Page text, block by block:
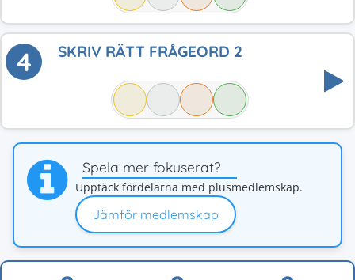
4 SKRIV RÄTT FRÅGEORD 2
Spela mer fokuserat?
Upptäck fördelarna med plusmedlemskap.
Jämför medlemskap